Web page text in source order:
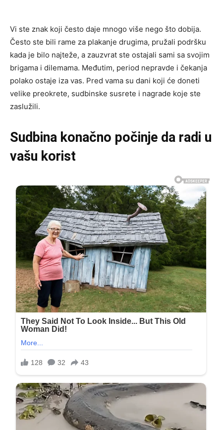
Vi ste znak koji često daje mnogo više nego što dobija.
Često ste bili rame za plakanje drugima, pružali podršku
kada je bilo najteže, a zauzvrat ste ostajali sami sa svojim
brigama i dilemama. Međutim, period nepravde i čekanja
polako ostaje iza vas. Pred vama su dani koji će doneti
velike preokrete, sudbinske susrete i nagrade koje ste
zaslužili.
Sudbina konačno počinje da radi u
vašu korist